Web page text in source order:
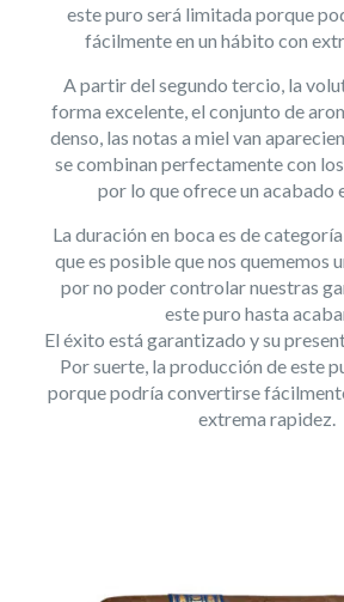
este puro será limitada porque
fácilmente en un hábito con
A partir del segundo tercio, la
forma excelente, el conjunto de
denso, las notas a miel van
se combinan perfectamente con
por lo que ofrece un acabado
La duración en boca es de
que es posible que nos quememos
por no poder controlar nuestras
este puro hasta
El éxito está garantizado y su
Por suerte, la producción de este
porque podría convertirse
extrema rapidez.